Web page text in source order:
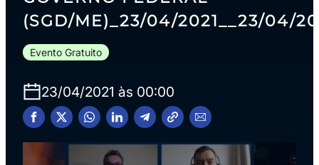
(SGD/ME)_23/04/2021__23/04/
Evento Gratuito
23/04/2021 às 00:00